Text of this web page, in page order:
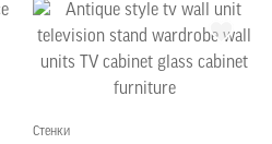
Стенки